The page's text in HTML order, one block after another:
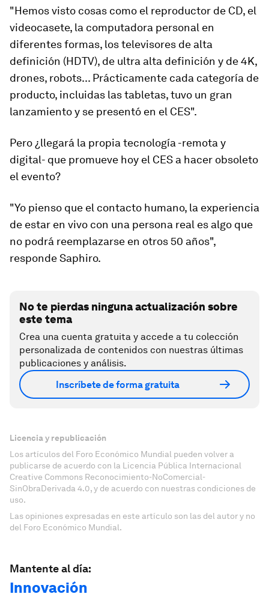
"Hemos visto cosas como el reproductor de CD, el
videocasete, la computadora personal en
diferentes formas, los televisores de alta
definición (HDTV), de ultra alta definición y de 4K,
drones, robots... Prácticamente cada categoría de
producto, incluidas las tabletas, tuvo un gran
lanzamiento y se presentó en el CES".
Pero ¿llegará la propia tecnología -remota y
digital- que promueve hoy el CES a hacer obsoleto
el evento?
"Yo pienso que el contacto humano, la experiencia
de estar en vivo con una persona real es algo que
no podrá reemplazarse en otros 50 años",
responde Saphiro.
No te pierdas ninguna actualización sobre
este tema
Crea una cuenta gratuita y accede a tu colección
personalizada de contenidos con nuestras últimas
publicaciones y análisis.
Inscríbete de forma gratuita
Licencia y republicación
Los artículos del Foro Económico Mundial pueden volver a
publicarse de acuerdo con la Licencia Pública Internacional
Creative Commons Reconocimiento-NoComercial-
SinObraDerivada 4.0, y de acuerdo con nuestras condiciones de
uso.
Las opiniones expresadas en este artículo son las del autor y no
del Foro Económico Mundial.
Mantente al día:
Innovación